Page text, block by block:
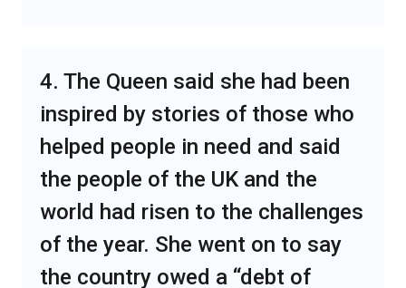
4. The Queen said she had been
inspired by stories of those who
helped people in need and said
the people of the UK and the
world had risen to the challenges
of the year. She went on to say
the country owed a “debt of